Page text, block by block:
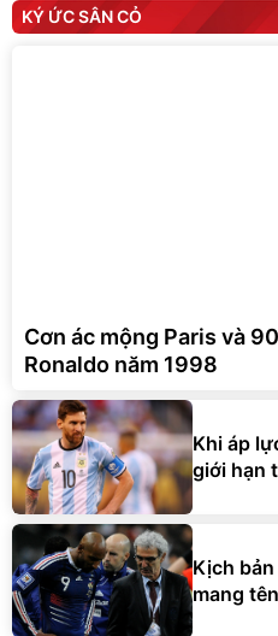
KÝ ỨC SÂN CỎ
Cơn ác mộng Paris và
Ronaldo năm 1998
Khi áp
giới hạn
Kịch
mang